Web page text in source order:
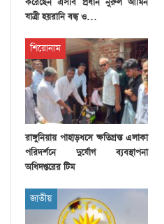
করেছেন এসবি প্রধান নুরুল আমিন
যাত্রী হয়রানি বন্ধ ও…
শিরোনাম
রাঙ্গুনিয়ায় পাহাড়ধসে ক্ষতিগ্রস্ত এলাকা
পরিদর্শনে দুর্যোগ ব্যবস্থাপনা
অধিদপ্তরের টিম
জাতীয়